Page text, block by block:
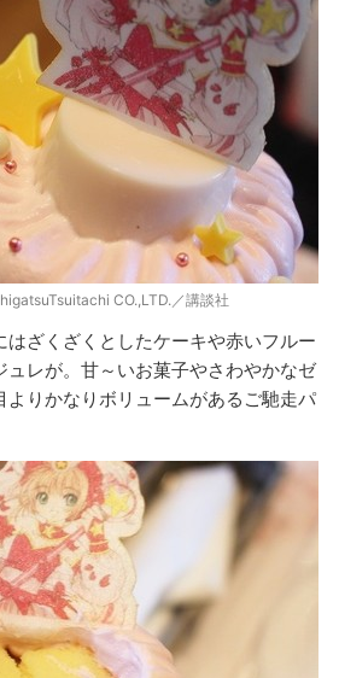
CO.,LTD.／講談社
ざくざくとしたケーキや赤いフルー
ュレが。甘～いお菓子やさわやかなゼ
よりかなりボリュームがあるご馳走パ